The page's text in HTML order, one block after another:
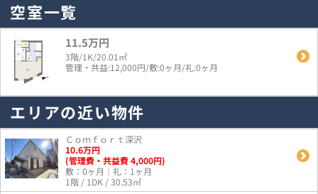
空室一覧
11.5万円
3階/1K/20.01㎡
管理・共益:12,000円/敷:0ヶ月/礼:0ヶ月
エリアの近い物件
Ｃｏｍｆｏｒｔ深沢
10.6万円
(管理費・共益費 4,000円)
敷：0ヶ月｜礼：1ヶ月
1階 / 1DK / 30.53㎡